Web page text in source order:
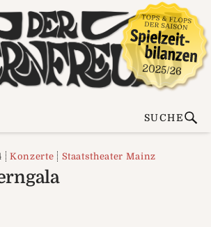
SUCHE
Konzerte Staatstheater Mainz